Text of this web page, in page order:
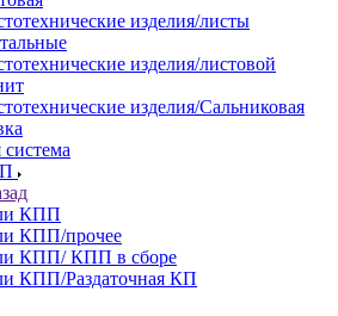
изделия/листы
изделия/листовой
изделия/Сальниковая
КПП
КПП/прочее
КПП/ КПП в сборе
КПП/Раздаточная КП